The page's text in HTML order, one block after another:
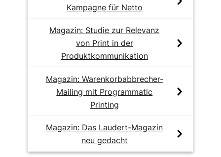
Kampagne für Netto
Magazin: Studie zur Relevanz
von Print in der
Produktkommunikation
Magazin: Warenkorbabbrecher-
Mailing mit Programmatic
Printing
Magazin: Das Laudert-Magazin
neu gedacht